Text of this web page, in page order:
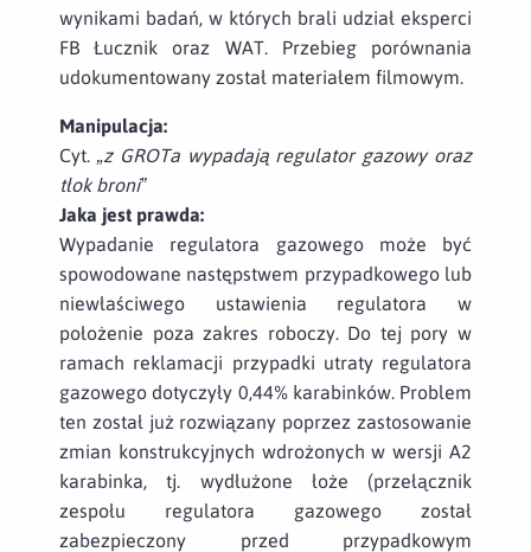
wynikami badań, w których brali udział eksperci
FB Łucznik oraz WAT. Przebieg porównania
udokumentowany został materiałem filmowym.
Manipulacja:
Cyt. „z GROTa wypadają regulator gazowy oraz
tłok broni”
Jaka jest prawda:
Wypadanie regulatora gazowego może być
spowodowane następstwem przypadkowego lub
niewłaściwego ustawienia regulatora w
położenie poza zakres roboczy. Do tej pory w
ramach reklamacji przypadki utraty regulatora
gazowego dotyczyły 0,44% karabinków. Problem
ten został już rozwiązany poprzez zastosowanie
zmian konstrukcyjnych wdrożonych w wersji A2
karabinka, tj. wydłużone łoże (przełącznik
zespołu regulatora gazowego został
zabezpieczony przed przypadkowym